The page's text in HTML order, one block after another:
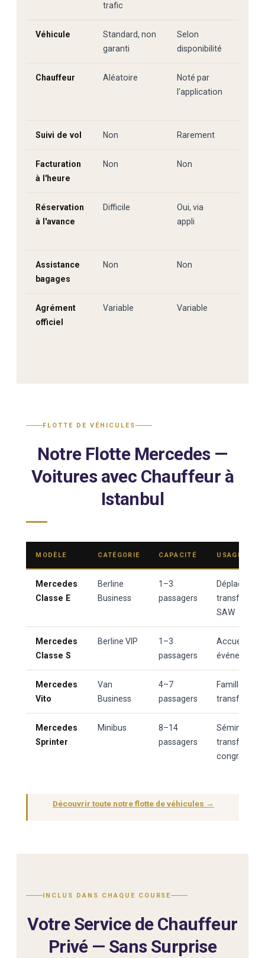
trafic
Véhicule
Standard, non
garanti
Selon
disponibilité
Chauffeur Aléatoire
Noté par
l'application
Suivi de vol Non Rarement
Facturation
à l'heure
Non Non
Réservation
à l'avance
Difficile
Oui, via
appli
Assistance
bagages
Non Non
Agrément
officiel
Variable Variable
FLOTTE DE VÉHICULES
Notre Flotte Mercedes —
Voitures avec Chauffeur à
Istanbul
MODÈLE CATÉGORIE CAPACITÉ USAGE
Mercedes
Classe E
Berline
Business
1–3
passagers
transferts
SAW
Mercedes
Classe S
Berline VIP
1–3
passagers
Accueil VIP,
Mercedes
Vito
Van
Business
4–7
passagers
Familles,
transferts
Mercedes
Sprinter
Minibus
8–14
passagers
Séminaires,
transferts
congrès
Découvrir toute notre flotte de véhicules →
INCLUS DANS CHAQUE COURSE
Votre Service de Chauffeur
Privé — Sans Surprise